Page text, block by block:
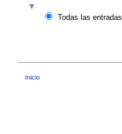
Todas las entradas
Inicio